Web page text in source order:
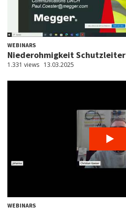
WEBINARS
Niederohmigkeit Schutzleiter
1.331 views 13.03.2025
WEBINARS